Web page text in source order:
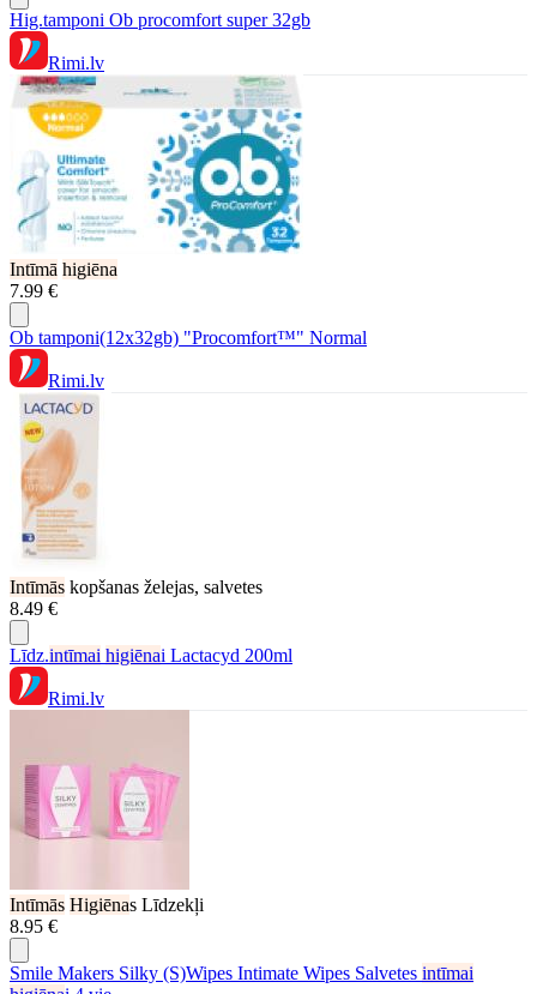
Hig.tamponi Ob procomfort super 32gb
Rimi.lv
Intīmā higiēna
7.99 €
Ob tamponi(12x32gb) "Procomfort™" Normal
Rimi.lv
Intīmās kopšanas želejas, salvetes
8.49 €
Līdz.intīmai higiēnai Lactacyd 200ml
Rimi.lv
Intīmās Higiēnas Līdzekļi
8.95 €
Smile Makers Silky (S)Wipes Intimate Wipes Salvetes intīmai